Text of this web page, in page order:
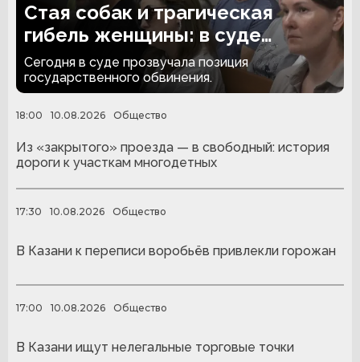
Стая собак и трагическая
гибель женщины: в суде
прозвучал запрос на наказание
Сегодня в суде прозвучала позиция
государственного обвинения.
18:00 10.08.2026 Общество
Из «закрытого» проезда — в свободный: история
дороги к участкам многодетных
17:30 10.08.2026 Общество
В Казани к переписи воробьёв привлекли горожан
17:00 10.08.2026 Общество
В Казани ищут нелегальные торговые точки